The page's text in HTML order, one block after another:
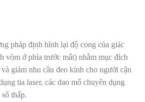
pháp định hình lại độ cong của giác
vòm ở phía trước mắt) nhằm mục đích
giảm nhu cầu đeo kính cho người cận
tia laser, các dao mổ chuyên dụng
thấp.